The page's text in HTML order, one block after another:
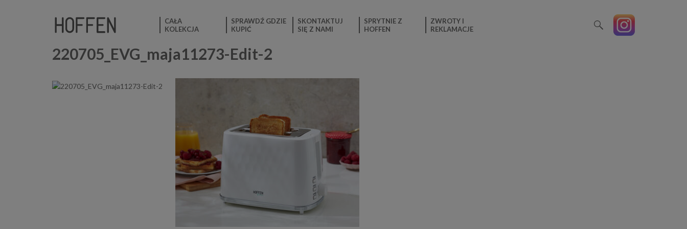
CAŁA
KOLEKCJA
SPRAWDŹ GDZIE
KUPIĆ
SKONTAKTUJ
SIĘ Z NAMI
SPRYTNIE Z
HOFFEN
ZWROTY I
REKLAMACJE
220705_EVG_maja11273-Edit-2